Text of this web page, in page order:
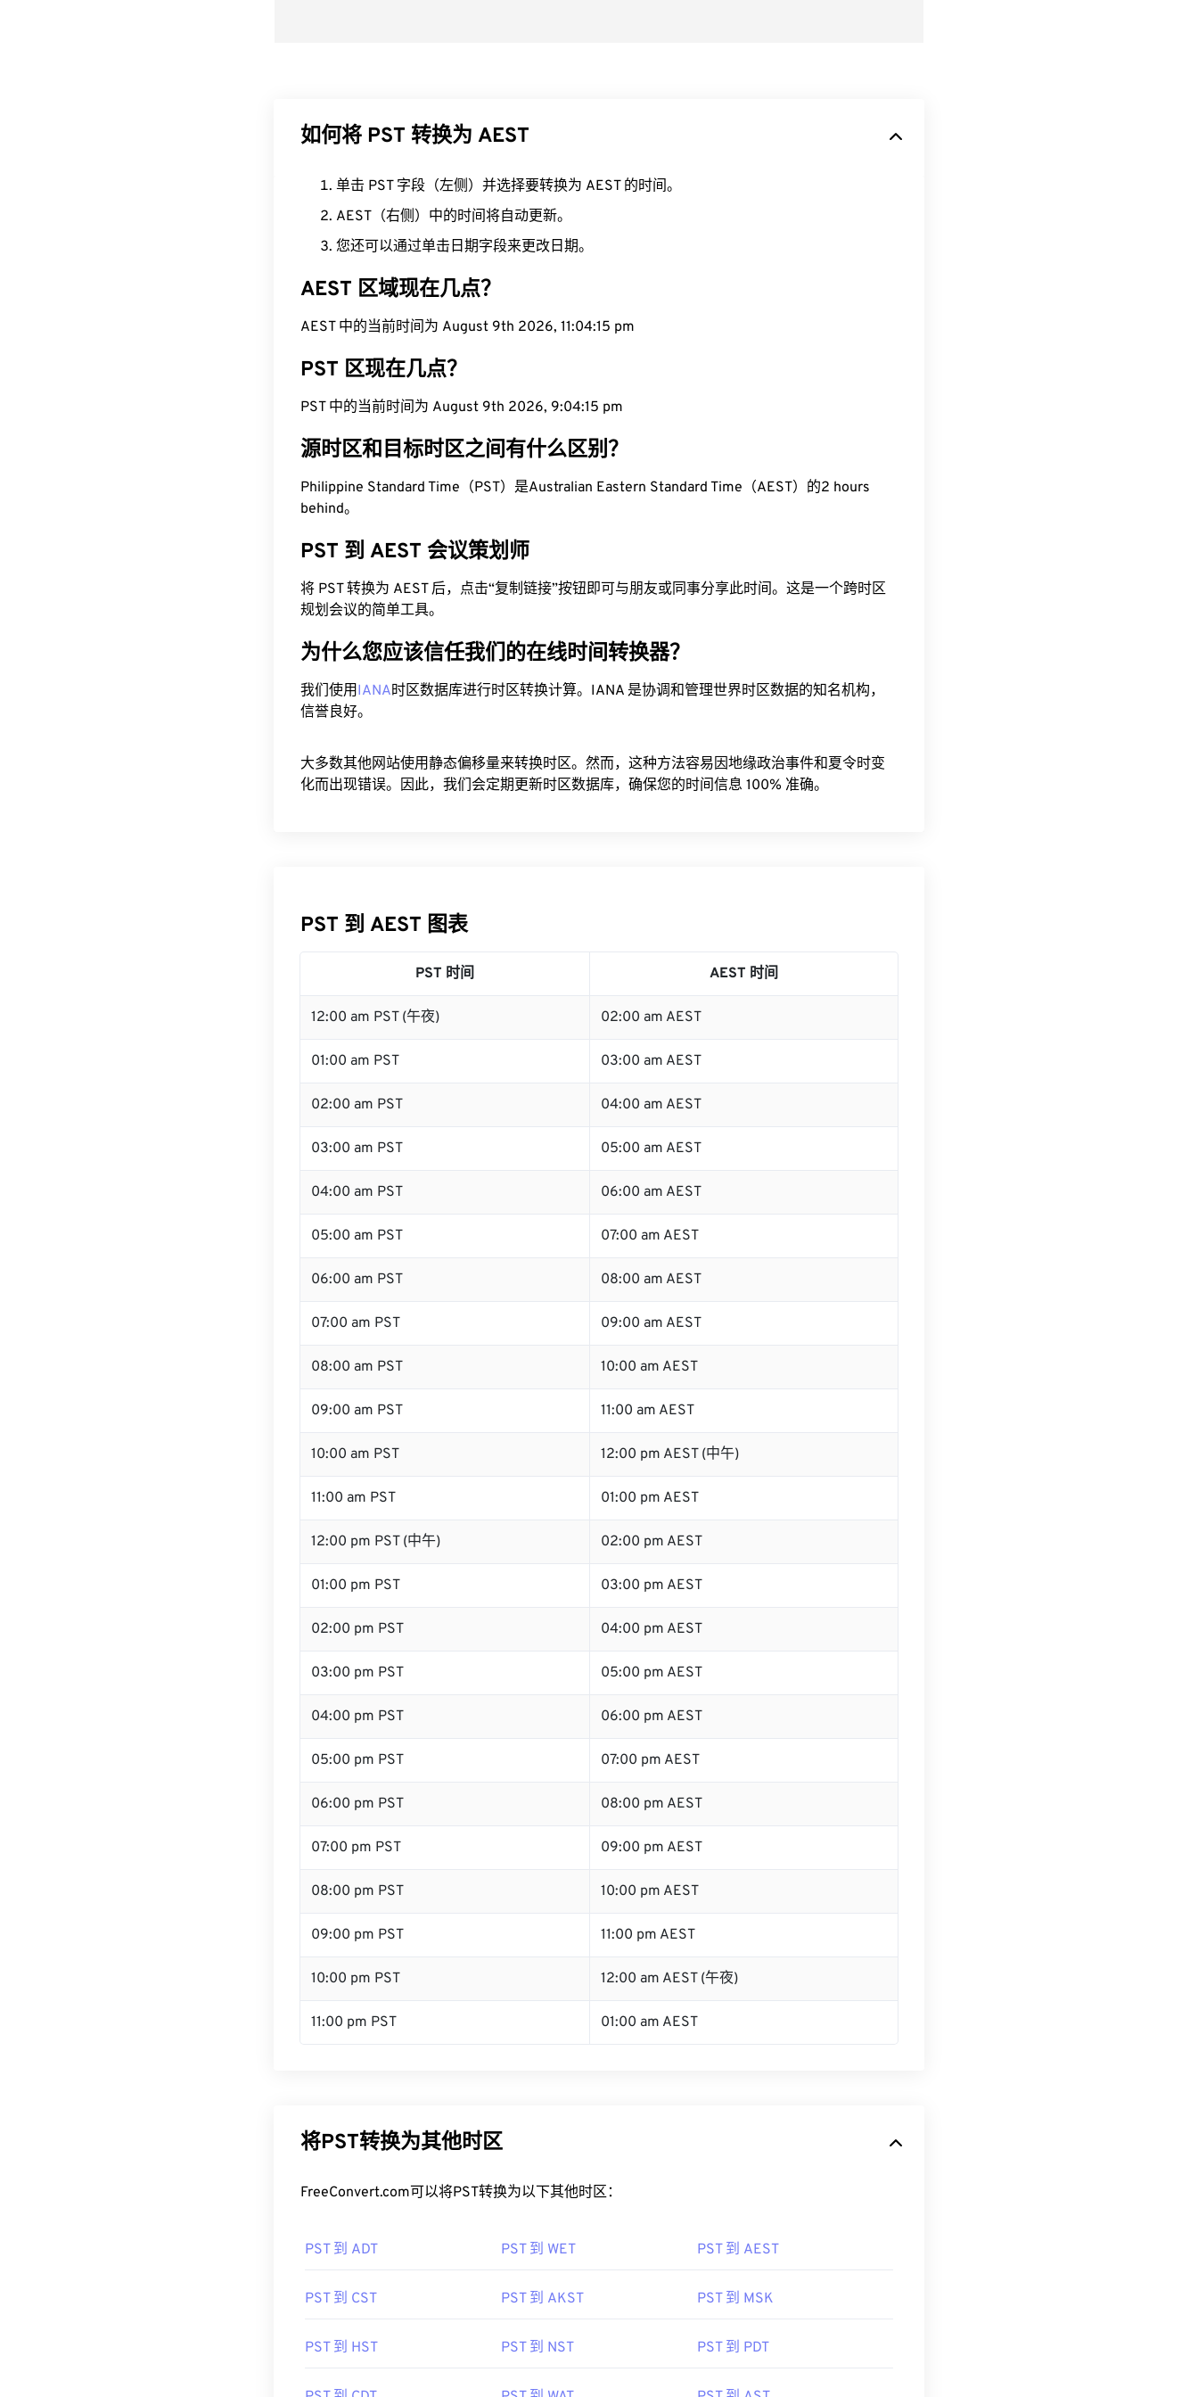
如何将 PST 转换为 AEST
单击 PST 字段（左侧）并选择要转换为 AEST 的时间。
AEST（右侧）中的时间将自动更新。
您还可以通过单击日期字段来更改日期。
AEST 区域现在几点？
AEST 中的当前时间为 August 9th 2026, 11:04:16 pm
PST 区现在几点？
PST 中的当前时间为 August 9th 2026, 9:04:16 pm
源时区和目标时区之间有什么区别？
Philippine Standard Time（PST）是Australian Eastern Standard Time（AEST）的2 hours
behind。
PST 到 AEST 会议策划师
将 PST 转换为 AEST 后，点击“复制链接”按钮即可与朋友或同事分享此时间。这是一个跨时区
规划会议的简单工具。
为什么您应该信任我们的在线时间转换器？
我们使用IANA时区数据库进行时区转换计算。IANA 是协调和管理世界时区数据的知名机构，
信誉良好。
大多数其他网站使用静态偏移量来转换时区。然而，这种方法容易因地缘政治事件和夏令时变
化而出现错误。因此，我们会定期更新时区数据库，确保您的时间信息 100% 准确。
PST 到 AEST 图表
PST 时间 AEST 时间
12:00 am PST (午夜) 02:00 am AEST
01:00 am PST 03:00 am AEST
02:00 am PST 04:00 am AEST
03:00 am PST 05:00 am AEST
04:00 am PST 06:00 am AEST
05:00 am PST 07:00 am AEST
06:00 am PST 08:00 am AEST
07:00 am PST 09:00 am AEST
08:00 am PST 10:00 am AEST
09:00 am PST 11:00 am AEST
10:00 am PST 12:00 pm AEST (中午)
11:00 am PST 01:00 pm AEST
12:00 pm PST (中午) 02:00 pm AEST
01:00 pm PST 03:00 pm AEST
02:00 pm PST 04:00 pm AEST
03:00 pm PST 05:00 pm AEST
04:00 pm PST 06:00 pm AEST
05:00 pm PST 07:00 pm AEST
06:00 pm PST 08:00 pm AEST
07:00 pm PST 09:00 pm AEST
08:00 pm PST 10:00 pm AEST
09:00 pm PST 11:00 pm AEST
10:00 pm PST 12:00 am AEST (午夜)
11:00 pm PST 01:00 am AEST
将PST转换为其他时区
FreeConvert.com可以将PST转换为以下其他时区：
PST 到 ADT PST 到 WET PST 到 AEST
PST 到 CST PST 到 AKST PST 到 MSK
PST 到 HST PST 到 NST PST 到 PDT